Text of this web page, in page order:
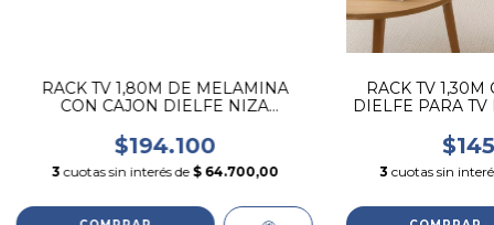
RACK TV 1,80M DE MELAMINA
CON CAJON DIELFE NIZA
$194.100
3 cuotas sin interés de $ 64.700,00
RACK TV 1,30M
DIELFE PARA
3 cuotas sin